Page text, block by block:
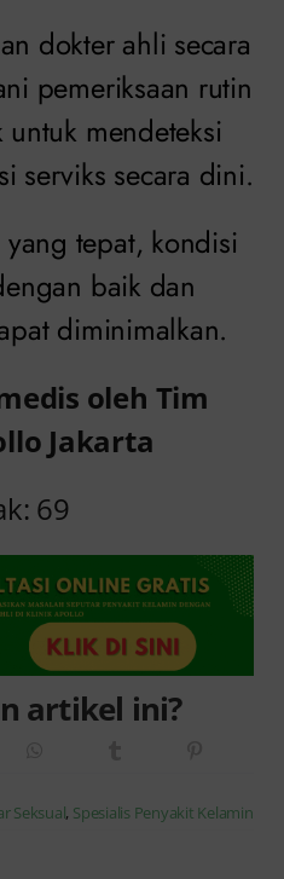
dokter ahli secara
pemeriksaan rutin
mendeteksi
serviks secara dini.
tepat, kondisi
baik dan
diminimalkan.
oleh Tim
Jakarta
69
artikel ini?
Seksual, Spesialis Penyakit Kelamin